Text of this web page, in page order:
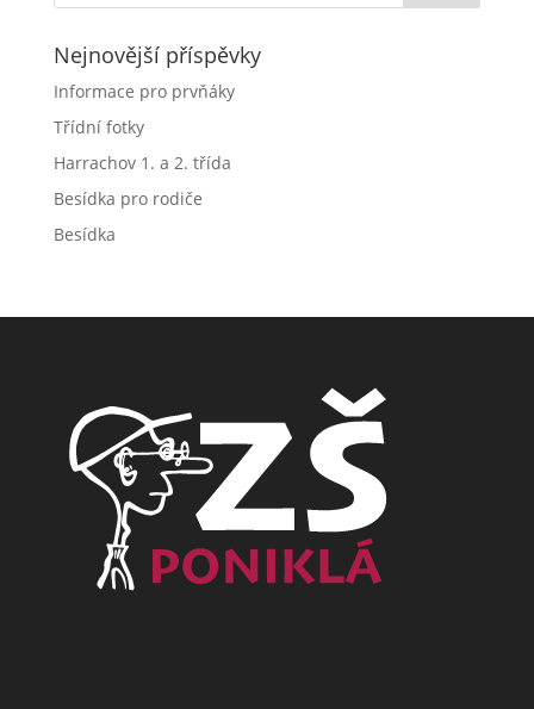
Nejnovější příspěvky
Informace pro prvňáky
Třídní fotky
Harrachov 1. a 2. třída
Besídka pro rodiče
Besídka